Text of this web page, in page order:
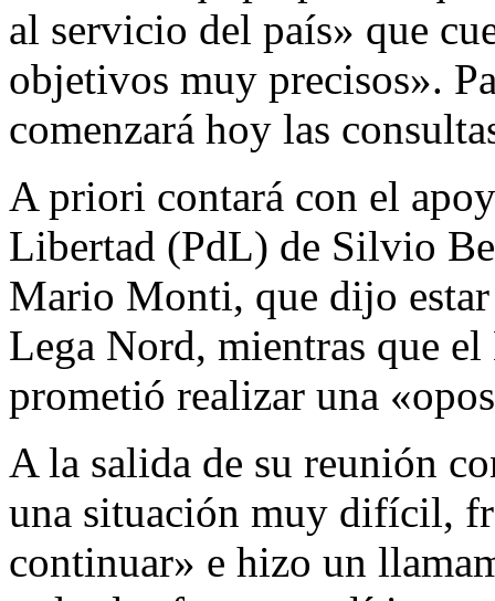
al servicio del país» que
objetivos muy precisos».
comenzará hoy las
A priori contará con el
Libertad (PdL) de Silvio
Mario Monti, que dijo estar
Lega Nord, mientras que
prometió realizar una
A la salida de su reunión
una situación muy difícil,
continuar» e hizo un